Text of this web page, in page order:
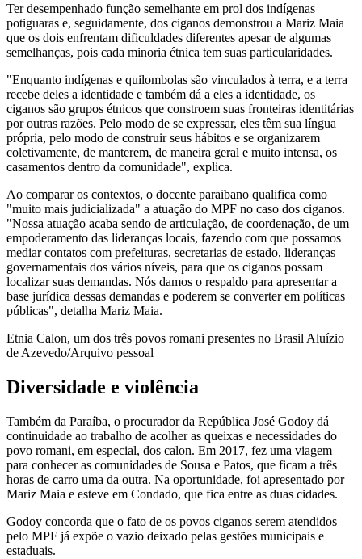
Ter desempenhado função semelhante em prol dos indígenas
potiguaras e, seguidamente, dos ciganos demonstrou a Mariz Maia
que os dois enfrentam dificuldades diferentes apesar de algumas
semelhanças, pois cada minoria étnica tem suas particularidades.
"Enquanto indígenas e quilombolas são vinculados à terra, e a terra
recebe deles a identidade e também dá a eles a identidade, os
ciganos são grupos étnicos que constroem suas fronteiras identitárias
por outras razões. Pelo modo de se expressar, eles têm sua língua
própria, pelo modo de construir seus hábitos e se organizarem
coletivamente, de manterem, de maneira geral e muito intensa, os
casamentos dentro da comunidade", explica.
Ao comparar os contextos, o docente paraibano qualifica como
"muito mais judicializada" a atuação do MPF no caso dos ciganos.
"Nossa atuação acaba sendo de articulação, de coordenação, de um
empoderamento das lideranças locais, fazendo com que possamos
mediar contatos com prefeituras, secretarias de estado, lideranças
governamentais dos vários níveis, para que os ciganos possam
localizar suas demandas. Nós damos o respaldo para apresentar a
base jurídica dessas demandas e poderem se converter em políticas
públicas", detalha Mariz Maia.
Etnia Calon, um dos três povos romani presentes no Brasil Aluízio
de Azevedo/Arquivo pessoal
Diversidade e violência
Também da Paraíba, o procurador da República José Godoy dá
continuidade ao trabalho de acolher as queixas e necessidades do
povo romani, em especial, dos calon. Em 2017, fez uma viagem
para conhecer as comunidades de Sousa e Patos, que ficam a três
horas de carro uma da outra. Na oportunidade, foi apresentado por
Mariz Maia e esteve em Condado, que fica entre as duas cidades.
Godoy concorda que o fato de os povos ciganos serem atendidos
pelo MPF já expõe o vazio deixado pelas gestões municipais e
estaduais.